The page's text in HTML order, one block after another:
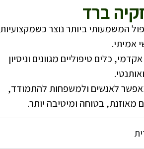
ברד
המשמעותי ביותר נוצר כשמקצועיות
אמיתי.
כלים טיפוליים מגוונים וניסיון
לאנשים ולמשפחות להתמודד,
מאוזנת, בטוחה ומיטיבה יותר.